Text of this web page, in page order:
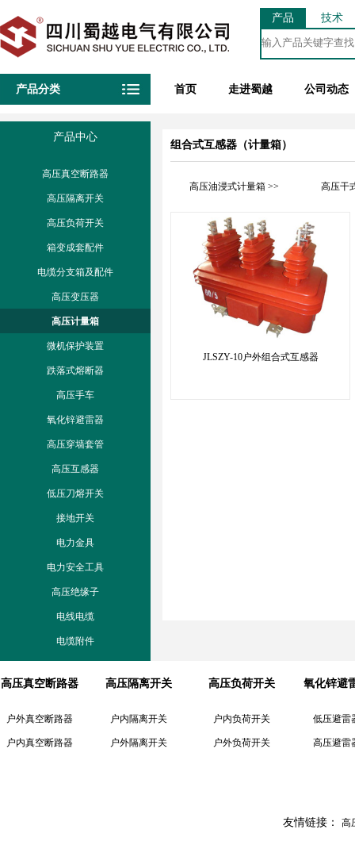
产品 技术
产品分类 首页 走进蜀越 公司动态
产品中心
高压真空断路器
高压隔离开关
高压负荷开关
箱变成套配件
电缆分支箱及配件
高压变压器
高压计量箱
微机保护装置
跌落式熔断器
高压手车
氧化锌避雷器
高压穿墙套管
高压互感器
低压刀熔开关
接地开关
电力金具
电力安全工具
高压绝缘子
电线电缆
电缆附件
组合式互感器（计量箱）
高压油浸式计量箱 >> 高压干
JLSZY-10户外组合式互感器
高压真空断路器
户外真空断路器
户内真空断路器
高压隔离开关
户内隔离开关
户外隔离开关
高压负荷开关
户内负荷开关
户外负荷开关
氧化锌避
低压避雷
高压避雷
友情链接： 高